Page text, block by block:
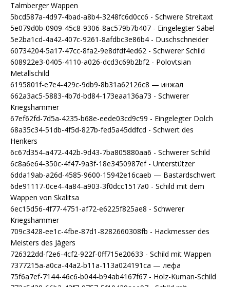
Talmberger Wappen
5bcd587a-4d97-4bad-a8b4-3248fc6d0cc6 - Schwere Streitaxt
5e079d0b-0909-45c8-9306-8ac579b7b407 - Eingelegter Säbel
5e2ba1cd-4a42-407c-9261-8afdbc3e86b4 - Duschschneider
60734204-5a17-47cc-8fa2-9e8dfdf4ed62 - Schwerer Schild
608922e3-0405-4110-a026-dcd3c69b2bf2 - Polovtsian
Metallschild
6195801f-e7e4-429c-9db9-8b31a62126c8 — инжал
662a3ac5-5883-4b7d-bd84-173eaa136a73 - Schwerer
Kriegshammer
67ef62fd-7d5a-4235-b68e-eede03cd9c99 - Eingelegter Dolch
68a35c34-51db-4f5d-827b-fed5a45ddfcd - Schwert des
Henkers
6c67d354-a472-442b-9d43-7ba805880aa6 - Schwerer Schild
6c8a6e64-350c-4f47-9a3f-18e3450987ef - Unterstützer
6dda19ab-a26d-4585-9600-15942e16caeb — Bastardschwert
6de91117-0ce4-4a84-a903-3f0dcc1517a0 - Schild mit dem
Wappen von Skalitsa
6ec15d56-4f77-4751-af72-e6225f825ae8 - Schwerer
Kriegshammer
709c3428-ee1c-4fbe-87d1-8282660308fb - Hackmesser des
Meisters des Jägers
726322dd-f2e6-4cf2-922f-0ff715e20633 - Schild mit Wappen
7377215a-a0ca-44a2-b11a-113a024191ca — лефа
75f6a7ef-7144-46c6-b044-b94ab4167f67 - Holz-Kuman-Schild